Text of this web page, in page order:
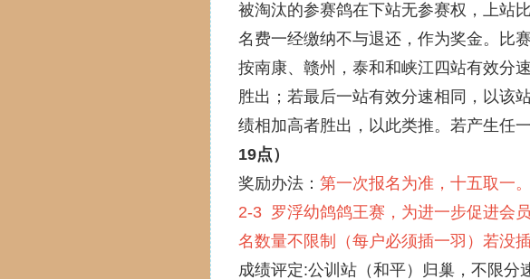
被淘汰的参赛鸽在下站无参赛权，上站
名费一经缴纳不与退还，作为奖金。比
按南康、赣州，泰和和峡江四站有效分
胜出；若最后一站有效分速相同，以该
绩相加高者胜出，以此类推。若产生任
19点）
奖励办法： 第一次报名为准，十五取一
2-3 罗浮幼鸽鸽王赛，为进一步促进会
名数量不限制（每户必须插一羽）若没
成绩评定:公训站（和平）归巢，不限分